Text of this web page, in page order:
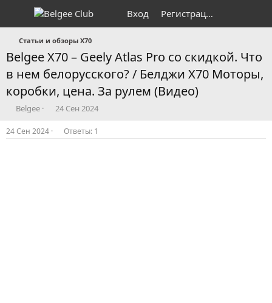
Вход Регистрация
Статьи и обзоры X70
Belgee X70 – Geely Atlas Pro со скидкой. Что
в нем белорусского? / Белджи Х70 Моторы,
коробки, цена. За рулем (Видео)
А
в
т
о
Belgee
Д
а
а
24 Сен 2024
24 Сен 2024 Ответы: 1